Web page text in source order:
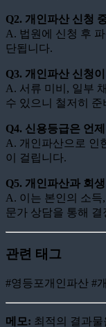
Q2. 개인파산 신청
A. 법원에 신청 후
단됩니다.
Q3. 개인파산 신청
A. 서류 미비, 일부
수 있으니 철저히 준
Q4. 신용등급은 언
A. 개인파산으로 인
이 걸립니다.
Q5. 개인파산과 회
A. 이는 본인의 소득
문가 상담을 통해
관련 태그
#영등포개인파산 #
메모: 최적의 결과